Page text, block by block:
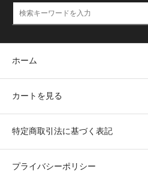
ホーム
カートを見る
特定商取引法に基づく表記
プライバシーポリシー